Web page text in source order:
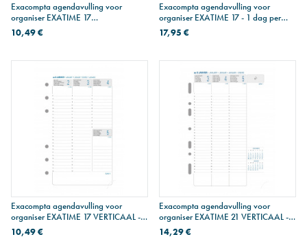
Exacompta agendavulling voor
organiser EXATIME 17
HORIZONTAAL - 1 week over 2
pagina's - 16 maanden
10,49 €
Exacompta agendavulling voor
organiser EXATIME 17 - 1 dag per
pagina - school
17,95 €
Exacompta agendavulling voor
organiser EXATIME 17 VERTICAAL - 1
week op 2 pagina's - 16 maanden
10,49 €
Exacompta agendavulling voor
organiser EXATIME 21 VERTICAAL - 1
week op 2 pagina's - 16 maanden
14,29 €